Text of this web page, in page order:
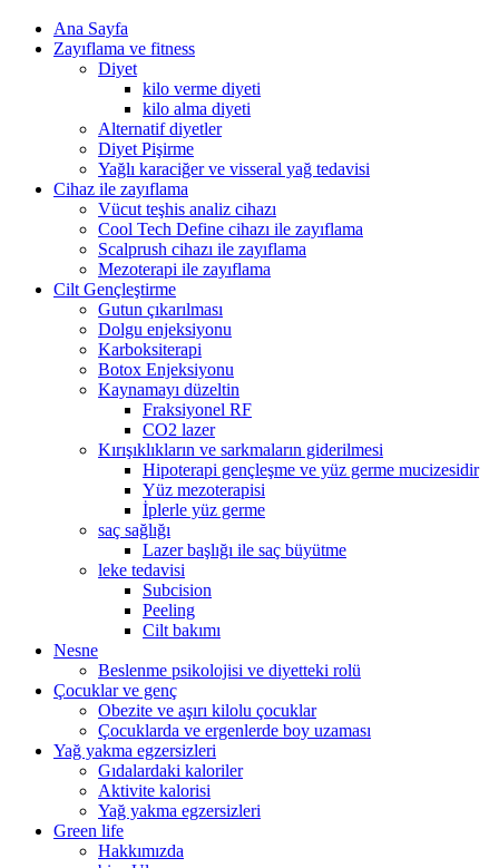
Ana Sayfa
Zayıflama ve fitness
Diyet
kilo verme diyeti
kilo alma diyeti
Alternatif diyetler
Diyet Pişirme
Yağlı karaciğer ve visseral yağ tedavisi
Cihaz ile zayıflama
Vücut teşhis analiz cihazı
Cool Tech Define cihazı ile zayıflama
Scalprush cihazı ile zayıflama
Mezoterapi ile zayıflama
Cilt Gençleştirme
Gutun çıkarılması
Dolgu enjeksiyonu
Karboksiterapi
Botox Enjeksiyonu
Kaynamayı düzeltin
Fraksiyonel RF
CO2 lazer
Kırışıklıkların ve sarkmaların giderilmesi
Hipoterapi gençleşme ve yüz germe mucizesidir
Yüz mezoterapisi
İplerle yüz germe
saç sağlığı
Lazer başlığı ile saç büyütme
leke tedavisi
Subcision
Peeling
Cilt bakımı
Nesne
Beslenme psikolojisi ve diyetteki rolü
Çocuklar ve genç
Obezite ve aşırı kilolu çocuklar
Çocuklarda ve ergenlerde boy uzaması
Yağ yakma egzersizleri
Gıdalardaki kaloriler
Aktivite kalorisi
Yağ yakma egzersizleri
Green life
Hakkımızda